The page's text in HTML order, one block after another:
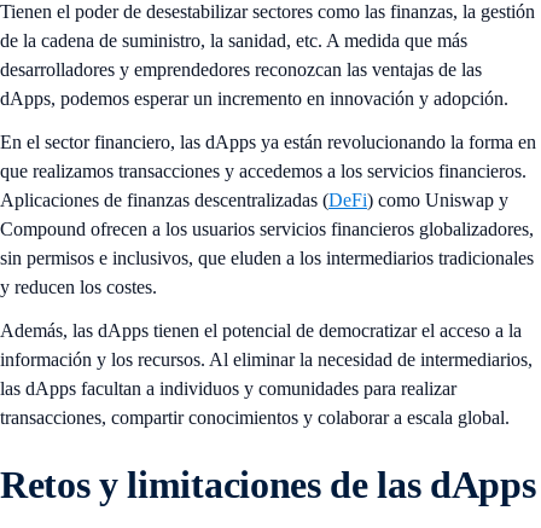
Tienen el poder de desestabilizar sectores como las finanzas, la gestión
de la cadena de suministro, la sanidad, etc. A medida que más
desarrolladores y emprendedores reconozcan las ventajas de las
dApps, podemos esperar un incremento en innovación y adopción.
En el sector financiero, las dApps ya están revolucionando la forma en
que realizamos transacciones y accedemos a los servicios financieros.
Aplicaciones de finanzas descentralizadas (DeFi) como Uniswap y
Compound ofrecen a los usuarios servicios financieros globalizadores,
sin permisos e inclusivos, que eluden a los intermediarios tradicionales
y reducen los costes.
Además, las dApps tienen el potencial de democratizar el acceso a la
información y los recursos. Al eliminar la necesidad de intermediarios,
las dApps facultan a individuos y comunidades para realizar
transacciones, compartir conocimientos y colaborar a escala global.
Retos y limitaciones de las dApps